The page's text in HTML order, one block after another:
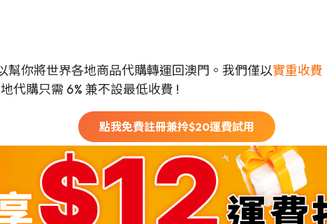
幫你將世界各地商品代購轉運回澳門。我們僅以實重收費
代購只需 6% 兼不設最低收費 !
點我免費註冊兼拎$20運費試用